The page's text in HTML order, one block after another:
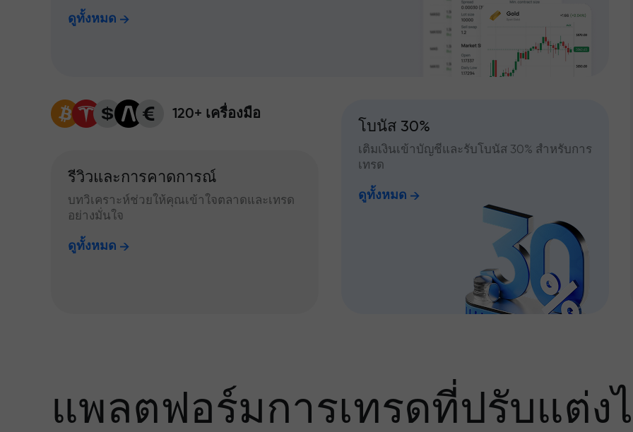
ดูทั้งหมด
120+ เครื่องมือ
รีวิวและการคาดการณ์
บทวิเคราะห์ช่วยให้คุณเข้าใจตลาดและเทรด
อย่างมั่นใจ
ดูทั้งหมด
โบนัส 30%
เติมเงินเข้าบัญชีและรับโบนัส 30% สำหรับการ
เทรด
ดูทั้งหมด
แพลตฟอร์มการเทรดที่ปรับแต่ง